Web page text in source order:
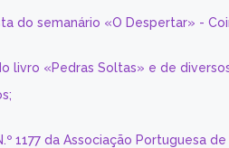
do semanário «O Despertar» -
livro «Pedras Soltas» e de
1177 da Associação Portuguesa